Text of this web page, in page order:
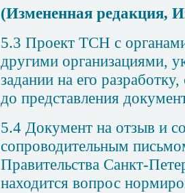
(Измененная редакция,
5.3 Проект ТСН с
другими организациями,
задании на его
до представления
5.4 Документ на отзыв и
сопроводительным
Правительства Санкт-
находится вопрос